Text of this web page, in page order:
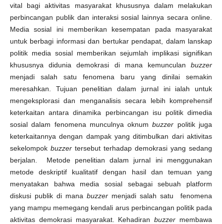
vital bagi aktivitas masyarakat khususnya dalam melakukan
perbincangan publik dan interaksi sosial lainnya secara online.
Media sosial ini memberikan kesempatan pada masyarakat
untuk berbagi informasi dan bertukar pendapat, dalam lanskap
politik media sosial memberikan sejumlah implikasi signifikan
khususnya didunia demokrasi di mana kemunculanbuzzer
menjadi salah satu fenomena baru yang dinilai semakin
meresahkan. Tujuan penelitian dalam jurnal ini ialah untuk
mengeksplorasi dan menganalisis secara lebih komprehensif
keterkaitan antara dinamika perbincangan isu politik dimedia
sosial dalam fenomena munculnya oknumbuzzer politik juga
keterkaitannya dengan dampak yang ditimbulkan dari aktivitas
sekelompok buzzertersebut terhadap demokrasi yang sedang
berjalan. Metode penelitian dalam jurnal ini menggunakan
metode deskriptif kualitatif dengan hasil dan temuan yang
menyatakan bahwa media sosial sebagai sebuah platform
diskusi publik di mana buzzer menjadi salah satu fenomena
yang mampu memegang kendali arus perbincangan politik pada
aktivitas demokrasi masyarakat. Kehadiranbuzzer membawa